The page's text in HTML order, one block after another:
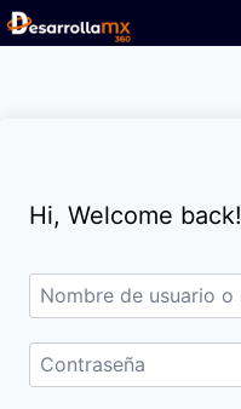
Skip
to
Hi, Welcome back!